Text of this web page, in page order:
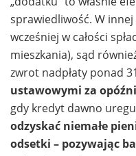
sprawiedliwość. W
wcześniej w całości
mieszkania), sąd
zwrot nadpłaty ponad
ustawowymi za
gdy kredyt dawno
odzyskać niemałe
odsetki – pozywając